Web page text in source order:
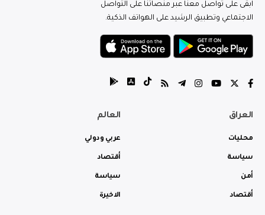
ابقى على تواصل معنا عبر منصاتنا على التواصل
الاجتماعي وتطبيق الرشيد على الهواتف الذكية.
العراق
محليات
سياسة
أمن
أقتصاد
العالم
عربي ودولي
أقتصاد
سياسة
الاخيرة